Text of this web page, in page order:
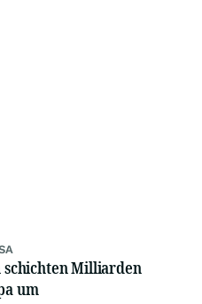
schichten Milliarden
um